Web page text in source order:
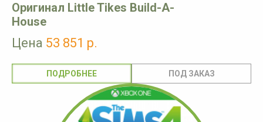
Оригинал Little Tikes Build-A-
House
Цена 53 851 р.
ПОДРОБНЕЕ